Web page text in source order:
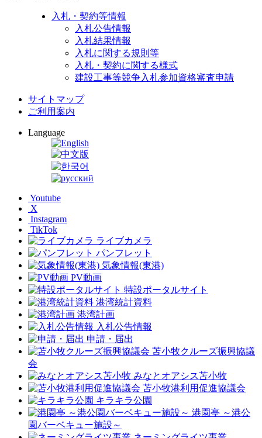
入札・契約等情報
入札公告情報
入札結果情報
入札に関する規則等
入札・契約に関する様式
建設工事等競争入札参加資格審査申請
サイトマップ
ご利用案内
Language
Youtube
X
Instagram
TikTok
ライブカメラ
パンフレット
気象情報(東港)
PV動画
特設ポータルサイト
港湾統計資料
港湾計画
入札公告情報
申請・届出
苫小牧クルーズ振興協議
会
みなとオアシス苫小牧
苫小牧港利用促進協議会
キラキラ公園
港園亭 ～港公
園バーベキュー施設～